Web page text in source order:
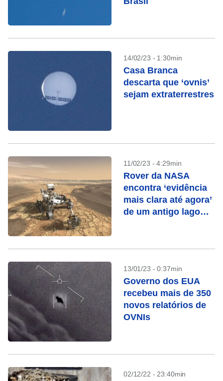
14/02/23 - 1:30min
Casa Branca
descarta que ‘ovnis’
sejam extraterrestres
11/02/23 - 4:29min
Rover da NASA
encontra ‘evidência
mais clara até agora’
de um antigo lago
13/01/23 - 0:37min
Governo dos EUA
recebeu mais de 350
novos relatórios de
OVNIs
02/12/22 - 23:40min